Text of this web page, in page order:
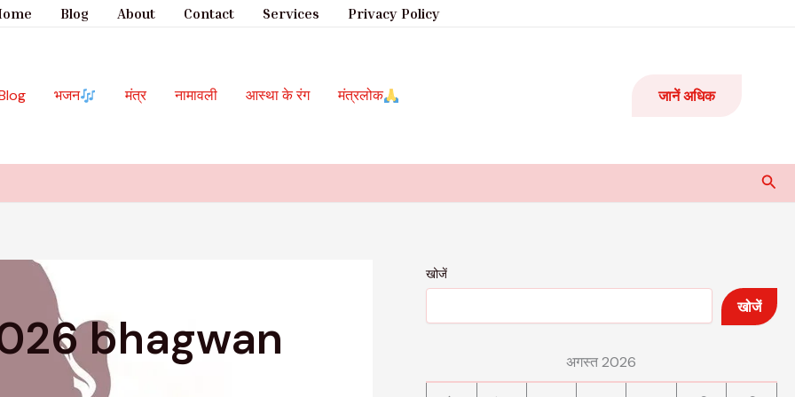
Blog About Contact Services Privacy Policy
भजन मंत्र नामावली आस्था के रंग मंत्रलोक जानें अधिक
bhagwan
खोजें
खोजें
अगस्त 2026